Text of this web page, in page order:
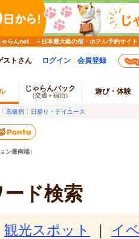
らんnet ～日本最大級の宿・ホテル予約サイト
ストさん ログイン 会員登録
じゃらんパック
（交通＋宿泊） 遊び・体験
高級宿 日帰り・デイユース
ン最南端）
ド検索
観光スポット イ